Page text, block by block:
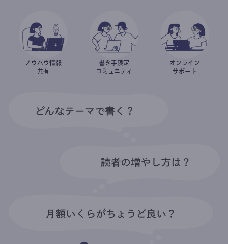
ノウハウ情報
共有
書き手限定
コミュニティ
オンライン
サポート